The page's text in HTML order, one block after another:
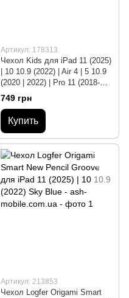
Артикул: 178313
Чехол Kids для iPad 11 (2025)
| 10 10.9 (2022) | Air 4 | 5 10.9
(2020 | 2022) | Pro 11 (2018-
2025) Orange
749 грн
Купить
Артикул: 213853
Чехол Logfer Origami Smart